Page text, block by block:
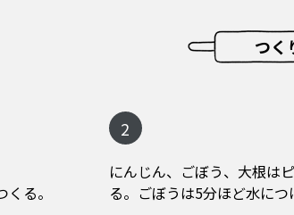
つく
る。
2
にんじん、ごぼう、大根は
る。ごぼうは5分ほど水につ